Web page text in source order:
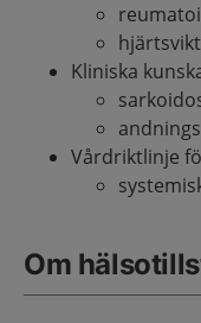
Kliniska
Vårdriktlinje
Om